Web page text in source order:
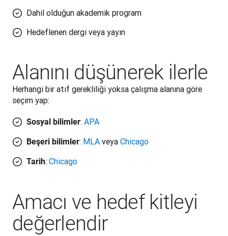
Dahil olduğun akademik program
Hedeflenen dergi veya yayın
Alanını düşünerek ilerle
Herhangi bir atıf gerekliliği yoksa çalışma alanına göre
seçim yap:
Sosyal bilimler: APA
Beşeri bilimler: MLA veya Chicago
Tarih: Chicago
Amacı ve hedef kitleyi
değerlendir